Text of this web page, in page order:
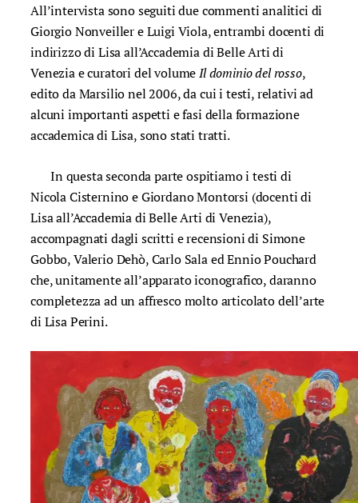
All’intervista sono seguiti due commenti analitici di
Giorgio Nonveiller e Luigi Viola, entrambi docenti di
indirizzo di Lisa all’Accademia di Belle Arti di
Venezia e curatori del volumeIl dominio del rosso,
edito da Marsilio nel 2006, da cui i testi, relativi ad
alcuni importanti aspetti e fasi della formazione
accademica di Lisa, sono stati tratti.
In questa seconda parte ospitiamo i testi di
Nicola Cisternino e Giordano Montorsi (docenti di
Lisa all’Accademia di Belle Arti di Venezia),
accompagnati dagli scritti e recensioni di Simone
Gobbo, Valerio Dehò, Carlo Sala ed Ennio Pouchard
che, unitamente all’apparato iconografico, daranno
completezza ad un affresco molto articolato dell’arte
di Lisa Perini.